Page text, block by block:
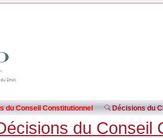
du Conseil Constitutionnel Décisions du
du Conseil